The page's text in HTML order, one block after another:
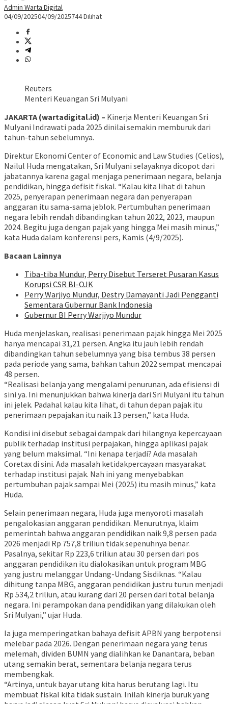
Admin Warta Digital
04/09/202504/09/2025744 Dilihat
Reuters
Menteri Keuangan Sri Mulyani
JAKARTA (wartadigital.id) – Kinerja Menteri Keuangan Sri
Mulyani Indrawati pada 2025 dinilai semakin memburuk dari
tahun-tahun sebelumnya.
Direktur Ekonomi Center of Economic and Law Studies (Celios),
Nailul Huda mengatakan, Sri Mulyani selayaknya dicopot dari
jabatannya karena gagal menjaga penerimaan negara, belanja
pendidikan, hingga defisit fiskal. “Kalau kita lihat di tahun
2025, penyerapan penerimaan negara dan penyerapan
anggaran itu sama-sama jeblok. Pertumbuhan penerimaan
negara lebih rendah dibandingkan tahun 2022, 2023, maupun
2024. Begitu juga dengan pajak yang hingga Mei masih minus,”
kata Huda dalam konferensi pers, Kamis (4/9/2025).
Bacaan Lainnya
Tiba-tiba Mundur, Perry Disebut Terseret Pusaran Kasus
Korupsi CSR BI-OJK
Perry Warjiyo Mundur, Destry Damayanti Jadi Pengganti
Sementara Gubernur Bank Indonesia
Gubernur BI Perry Warjiyo Mundur
Huda menjelaskan, realisasi penerimaan pajak hingga Mei 2025
hanya mencapai 31,21 persen. Angka itu jauh lebih rendah
dibandingkan tahun sebelumnya yang bisa tembus 38 persen
pada periode yang sama, bahkan tahun 2022 sempat mencapai
48 persen.
“Realisasi belanja yang mengalami penurunan, ada efisiensi di
sini ya. Ini menunjukkan bahwa kinerja dari Sri Mulyani itu tahun
ini jelek. Padahal kalau kita lihat, di tahun depan pajak itu
penerimaan pepajakan itu naik 13 persen,” kata Huda.
Kondisi ini disebut sebagai dampak dari hilangnya kepercayaan
publik terhadap institusi perpajakan, hingga aplikasi pajak
yang belum maksimal. “Ini kenapa terjadi? Ada masalah
Coretax di sini. Ada masalah ketidakpercayaan masyarakat
terhadap institusi pajak. Nah ini yang menyebabkan
pertumbuhan pajak sampai Mei (2025) itu masih minus,” kata
Huda.
Selain penerimaan negara, Huda juga menyoroti masalah
pengalokasian anggaran pendidikan. Menurutnya, klaim
pemerintah bahwa anggaran pendidikan naik 9,8 persen pada
2026 menjadi Rp 757,8 triliun tidak sepenuhnya benar.
Pasalnya, sekitar Rp 223,6 triliun atau 30 persen dari pos
anggaran pendidikan itu dialokasikan untuk program MBG
yang justru melanggar Undang-Undang Sisdiknas. “Kalau
dihitung tanpa MBG, anggaran pendidikan justru turun menjadi
Rp 534,2 triliun, atau kurang dari 20 persen dari total belanja
negara. Ini perampokan dana pendidikan yang dilakukan oleh
Sri Mulyani,” ujar Huda.
Ia juga memperingatkan bahaya defisit APBN yang berpotensi
melebar pada 2026. Dengan penerimaan negara yang terus
melemah, dividen BUMN yang dialihkan ke Danantara, beban
utang semakin berat, sementara belanja negara terus
membengkak.
“Artinya, untuk bayar utang kita harus berutang lagi. Itu
membuat fiskal kita tidak sustain. Inilah kinerja buruk yang